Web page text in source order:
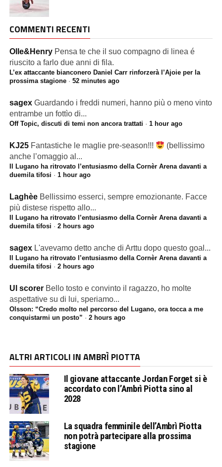
COMMENTI RECENTI
Olle&Henry Pensa te che il suo compagno di linea é
riuscito a farlo due anni di fila.
L’ex attaccante bianconero Daniel Carr rinforzerà l’Ajoie per la
prossima stagione· 52 minutes ago
sagex Guardando i freddi numeri, hanno più o meno vinto
entrambe un fottìo di...
Off Topic, discuti di temi non ancora trattati · 1 hour ago
KJ25 Fantastiche le maglie pre-season!!!
(bellissimo
anche l’omaggio al...
Il Lugano ha ritrovato l’entusiasmo della Cornèr Arena davanti a
duemila tifosi · 1 hour ago
Laghèe Bellissimo esserci, sempre emozionante. Facce
più distese rispetto allo...
Il Lugano ha ritrovato l’entusiasmo della Cornèr Arena davanti a
duemila tifosi · 2 hours ago
sagex L'avevamo detto anche di Arttu dopo questo goal...
Il Lugano ha ritrovato l’entusiasmo della Cornèr Arena davanti a
duemila tifosi · 2 hours ago
Ul scorer Bello tosto e convinto il ragazzo, ho molte
aspettative su di lui, speriamo...
Olsson: “Credo molto nel percorso del Lugano, ora tocca a me
conquistarmi un posto” · 2 hours ago
ALTRI ARTICOLI IN AMBRÌ PIOTTA
Il giovane attaccante Jordan Forget si è
accordato con l’Ambrì Piotta sino al
2028
La squadra femminile dell’Ambrì Piotta
non potrà partecipare alla prossima
stagione